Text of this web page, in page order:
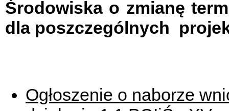
Środowiska o zmianę
dla poszczególnych
Ogłoszenie o naborze